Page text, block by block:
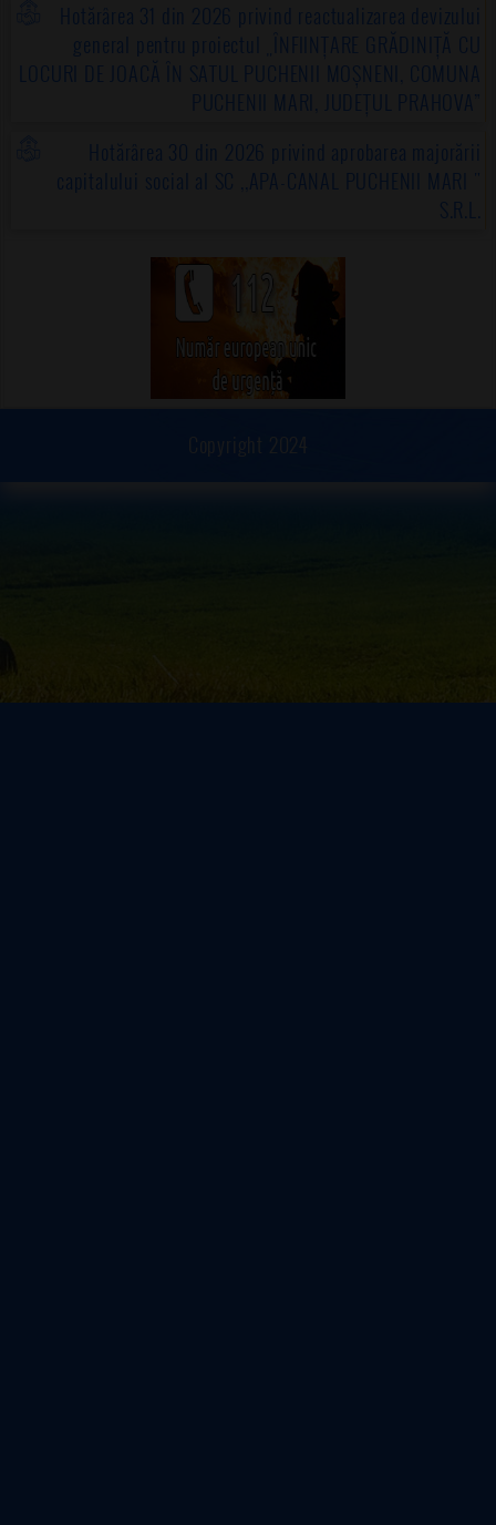
Hotărârea 31 din 2026 privind reactualizarea devizului
general pentru proiectul „ÎNFIINȚARE GRĂDINIȚĂ CU
LOCURI DE JOACĂ ÎN SATUL PUCHENII MOȘNENI, COMUNA
PUCHENII MARI, JUDEȚUL PRAHOVA”
Hotărârea 30 din 2026 privind aprobarea majorării
capitalului social al SC ,,APA-CANAL PUCHENII MARI "
S.R.L.
Copyright 2024